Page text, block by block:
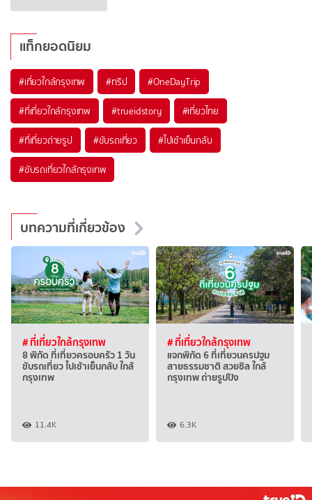
แท็กยอดนิยม
#เที่ยวใกล้กรุงเทพ #ทริป #OneDayTrip
#ที่เที่ยวใกล้กรุงเทพ #trueidstory #เที่ยวไทย
#ที่เที่ยวถ่ายรูป #ขับรถเที่ยว #ไปเช้าเย็นกลับ
#ขับรถเที่ยวใกล้กรุงเทพ
บทความที่เกี่ยวข้อง
# ที่เที่ยวใกล้กรุงเทพ
8 พิกัด ที่เที่ยวครอบครัว 1 วัน
ขับรถเที่ยว ไปเช้าเย็นกลับ ใกล้
กรุงเทพ
11.4K
# ที่เที่ยวใกล้กรุงเทพ
แจกพิกัด 6 ที่เที่ยวนครปฐม
สายธรรมชาติ สวยชิล ใกล้
กรุงเทพ ถ่ายรูปปัง
6.3K